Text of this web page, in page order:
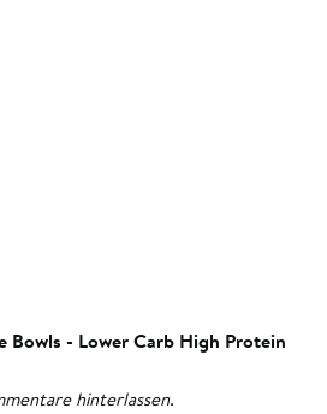
Bowls - Lower Carb High Protein
hinterlassen.